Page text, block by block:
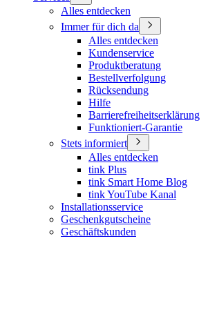
Alles entdecken
Immer für dich da
Alles entdecken
Kundenservice
Produktberatung
Bestellverfolgung
Rücksendung
Hilfe
Barrierefreiheitserklärung
Funktioniert-Garantie
Stets informiert
Alles entdecken
tink Plus
tink Smart Home Blog
tink YouTube Kanal
Installationsservice
Geschenkgutscheine
Geschäftskunden